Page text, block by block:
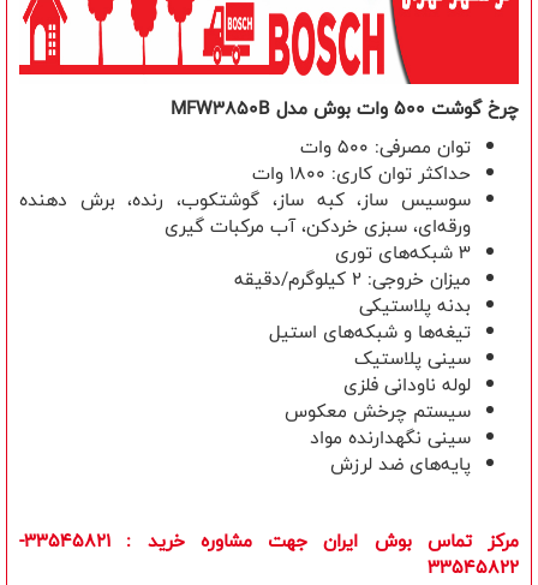
چرخ گوشت 500 وات بوش مدل
MFW3850B
توان مصرفی: 500 وات
حداکثر توان کاری: 1800 وات
سوسیس ساز، کبه ساز، گوشتکوب، رنده، برش دهنده
ورقه‌ای، سبزی خردکن، آب مرکبات گیری
3 شبکه‌های توری
میزان خروجی: 2 کیلوگرم/دقیقه
بدنه پلاستیکی
تیغه‌ها و شبکه‌های استیل
سینی پلاستیک
لوله ناودانی فلزی
سیستم چرخش معکوس
سینی نگهدارنده مواد
پایه‌های ضد لرزش
مرکز تماس بوش ایران جهت مشاوره خرید
: 33545821-
33545822